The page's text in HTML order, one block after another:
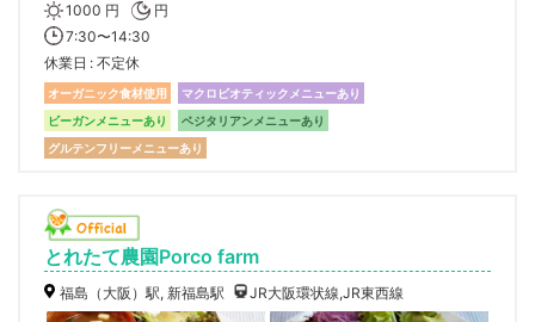
1000 円
円
7:30〜14:30
休業日
不定休
オーガニック食材使用
マクロビオティックメニューあり
ビーガンメニューあり
ベジタリアンメニューあり
グルテンフリーメニューあり
とれたて農園Porco farm
福島（大阪）駅, 新福島駅 JR大阪環状線,JR東西線